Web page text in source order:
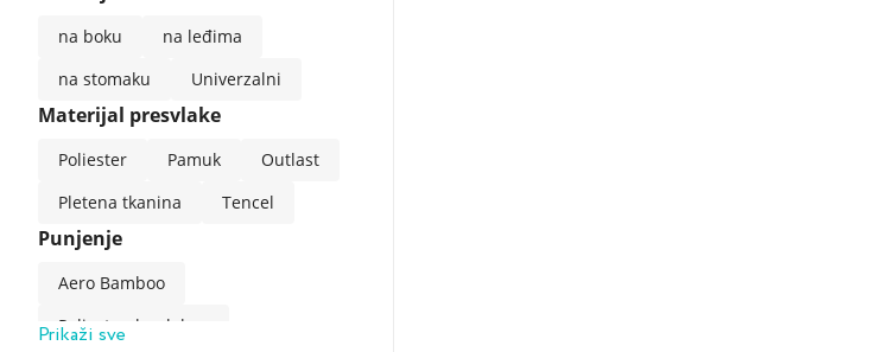
na boku
na leđima
na stomaku
Univerzalni
Materijal presvlake
Poliester Pamuk
Outlast
Pletena tkanina
Tencel
Punjenje
Aero Bamboo
Poliestersko vlakno
Prikaži sve